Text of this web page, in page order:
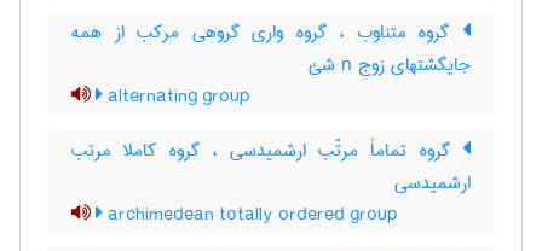
گروه متناوب ، گروه واری گروهی مرکب از همه
جایگشتهای زوج n شئ
alternating group
گروه تماماً مرتّب ارشمیدسی ، گروه کاملا مرتب
ارشمیدسی
archimedean totally ordered group